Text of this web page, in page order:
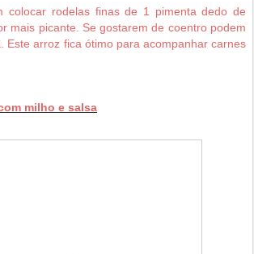
colocar rodelas finas de 1 pimenta dedo de
mais picante. Se gostarem de coentro podem
Este arroz fica ótimo para acompanhar carnes
milho e salsa